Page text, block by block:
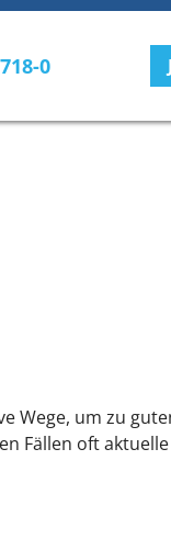
0
Wege, um zu
Fällen oft aktuelle